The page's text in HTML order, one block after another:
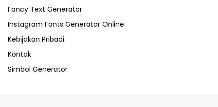
Fancy Text Generator
Instagram Fonts Generator Online
Kebijakan Pribadi
Kontak
Simbol Generator